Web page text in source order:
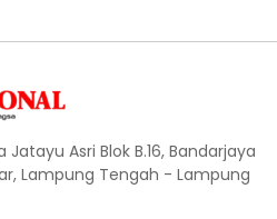
Asri Blok B.16, Bandarjaya
Lampung Tengah - Lampung